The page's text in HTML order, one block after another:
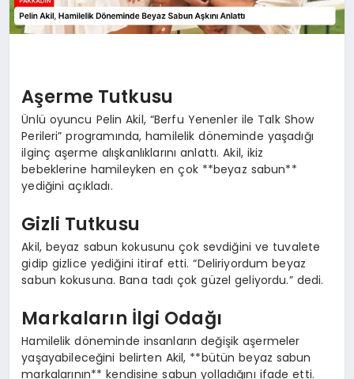
Aşerme Tutkusu
Ünlü oyuncu Pelin Akil, “Berfu Yenenler ile Talk Show
Perileri” programında, hamilelik döneminde yaşadığı
ilginç aşerme alışkanlıklarını anlattı. Akil, ikiz
bebeklerine hamileyken en çok **beyaz sabun**
yediğini açıkladı.
Gizli Tutkusu
Akil, beyaz sabun kokusunu çok sevdiğini ve tuvalete
gidip gizlice yediğini itiraf etti. “Deliriyordum beyaz
sabun kokusuna. Bana tadı çok güzel geliyordu.” dedi.
Markaların İlgi Odağı
Hamilelik döneminde insanların değişik aşermeler
yaşayabileceğini belirten Akil, **bütün beyaz sabun
markalarının** kendisine sabun yolladığını ifade etti.